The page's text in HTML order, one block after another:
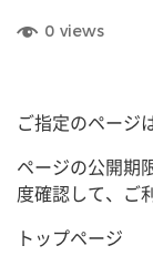
0 views
ご指定のページ
ページの公開期
度確認して、ご
トップページ